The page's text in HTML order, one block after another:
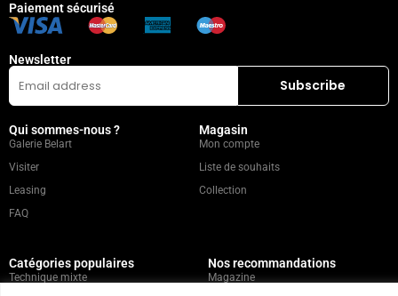
Paiement sécurisé
Newsletter
Qui sommes-nous ?
Galerie Belart
Visiter
Leasing
FAQ
Magasin
Mon compte
Liste de souhaits
Collection
Catégories populaires
Technique mixte
Nos recommandations
Magazine